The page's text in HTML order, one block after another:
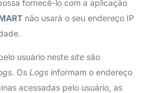
fornecê-lo com a aplicação
não usará o seu endereço IP
usuário nestesite são
. Os Logs informam o endereço
acessadas pelo usuário, as